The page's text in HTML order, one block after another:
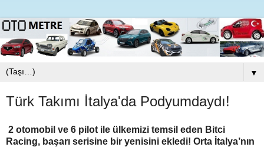
▼
Türk Takımı İtalya'da Podyumdaydı!
2 otomobil ve 6 pilot ile ülkemizi temsil eden Bitci
Racing, başarı serisine bir yenisini ekledi! Orta İtalya’nın